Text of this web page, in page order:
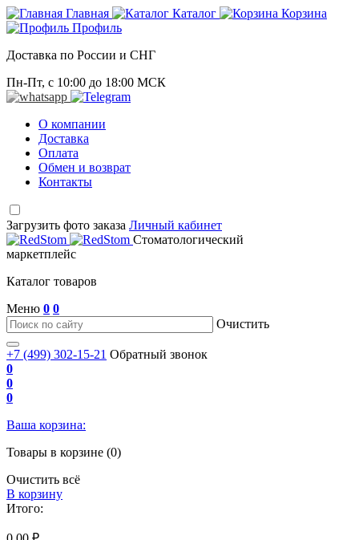
Главная Каталог
Корзина
Профиль
Доставка по России и СНГ
Пн-Пт, с 10:00 до 18:00 МСК
О компании
Доставка
Оплата
Обмен и возврат
Контакты
Загрузить фото заказа Личный кабинет
Стоматологический
маркетплейс
Каталог товаров
Меню 0 0
Очистить
+7 (499) 302-15-21 Обратный звонок
0
0
0
Ваша корзина:
Товары в корзине (0)
Очистить всё
В корзину
Итого: